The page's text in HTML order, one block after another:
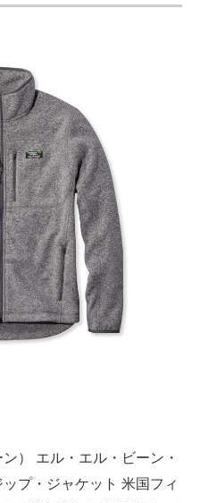
） エル・エル・ビーン・
プ・ジャケット 米国フィ